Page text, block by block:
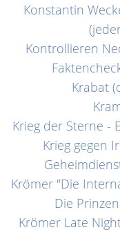
Konstantin
Kontrollieren
Krabat
Krieg der Sterne -
Krieg gegen
Krömer "Die
Die
Krömer Late